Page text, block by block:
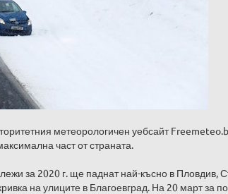
метеорологичен уебсайт
част от страната.
за 2020 г. ще паднат най-късно в Пловдив,
на улиците в Благоевград. На 20 март за